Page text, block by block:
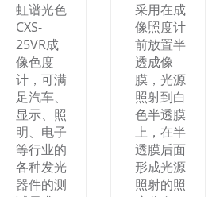
虹谱光色
CXS-
25VR成
像色度
计，可满
足汽车、
显示、照
明、电子
等行业的
各种发光
器件的测
采用在成
像照度计
前放置半
透成像
膜，光源
照射到白
色半透膜
上，在半
透膜后面
形成光源
照射的照